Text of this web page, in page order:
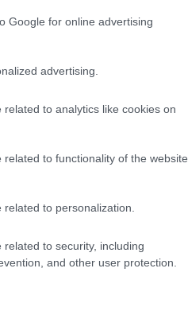
Google for online advertising
advertising.
to analytics like cookies on
to functionality of the website
to personalization.
to security, including
and other user protection.